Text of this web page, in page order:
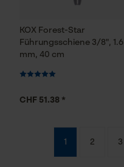
KOX Forest-Star
Führungsschiene 3/8", 1.6
mm, 40 cm
CHF 51.38 *
1 2 3